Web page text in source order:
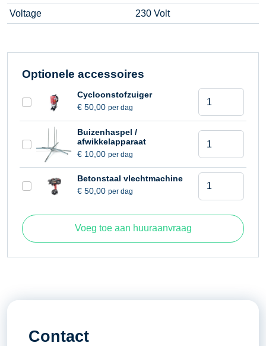
Voltage
230 Volt
Optionele accessoires
Cycloonstofzuiger
€50,00 per dag
Buizenhaspel /
afwikkelapparaat
€10,00 per dag
aantal
Betonstaal vlechtmachine
€50,00 per dag
Voeg toe aan huuraanvraag
Contact